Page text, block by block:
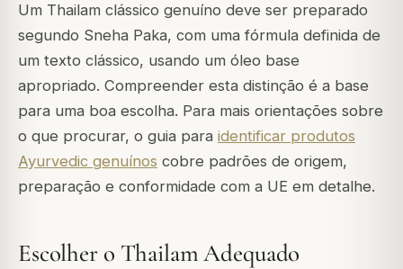
Um Thailam clássico genuíno deve ser preparado
segundo Sneha Paka, com uma fórmula definida de
um texto clássico, usando um óleo base
apropriado. Compreender esta distinção é a base
para uma boa escolha. Para mais orientações sobre
o que procurar, o guia para identificar produtos
Ayurvedic genuínos cobre padrões de origem,
preparação e conformidade com a UE em detalhe.
Escolher o Thailam Adequado